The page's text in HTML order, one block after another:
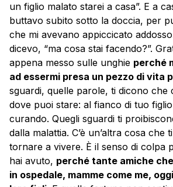
un figlio malato starei a casa”. E a
buttavo subito sotto la doccia, per
che mi avevano appiccicato
dicevo, “ma cosa stai facendo?”.
appena messo sulle unghie perché
ad essermi presa un pezzo di vita
sguardi, quelle parole, ti dicono che
dove puoi stare: al fianco di tuo
curando. Quegli sguardi ti
dalla malattia. C’è un’altra cosa che
tornare a vivere. È il senso di colpa
hai avuto, perché tante amiche
in ospedale, mamme come me,